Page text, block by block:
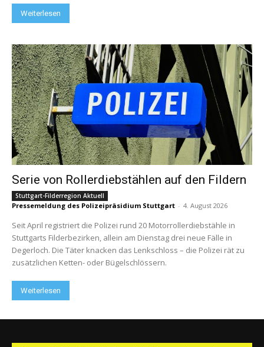
Weiterlesen
Serie von Rollerdiebstählen auf den Fildern
Stuttgart-Filderregion Aktuell
Pressemeldung des Polizeipräsidium Stuttgart - 4. August 2026
Seit April registriert die Polizei rund 20 Motorrollerdiebstähle in
Stuttgarts Filderbezirken, allein am Dienstag drei neue Fälle in
Degerloch. Die Täter knacken das Lenkschloss – die Polizei rät zu
zusätzlichen Ketten- oder Bügelschlössern.
Weiterlesen